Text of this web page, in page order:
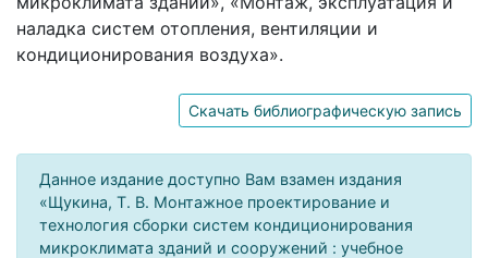
наладка систем отопления, вентиляции и
кондиционирования воздуха».
Скачать библиографическую запись
Данное издание доступно Вам взамен издания
«Щукина, Т. В. Монтажное проектирование и
технология сборки систем кондиционирования
микроклимата зданий и сооружений : учебное